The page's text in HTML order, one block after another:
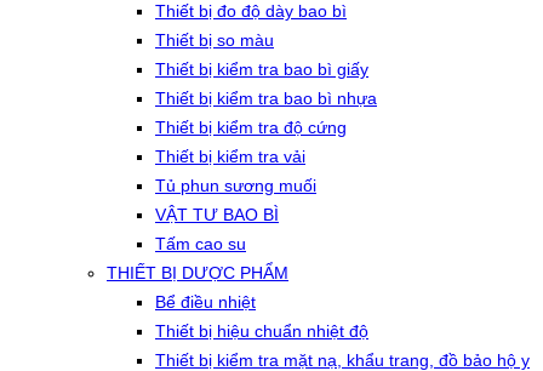
Thiết bị đo độ dày bao bì
Thiết bị so màu
Thiết bị kiểm tra bao bì giấy
Thiết bị kiểm tra bao bì nhựa
Thiết bị kiểm tra độ cứng
Thiết bị kiểm tra vải
Tủ phun sương muối
VẬT TƯ BAO BÌ
Tấm cao su
THIẾT BỊ DƯỢC PHẨM
Bể điều nhiệt
Thiết bị hiệu chuẩn nhiệt độ
Thiết bị kiểm tra mặt nạ, khẩu trang, đồ bảo hộ y